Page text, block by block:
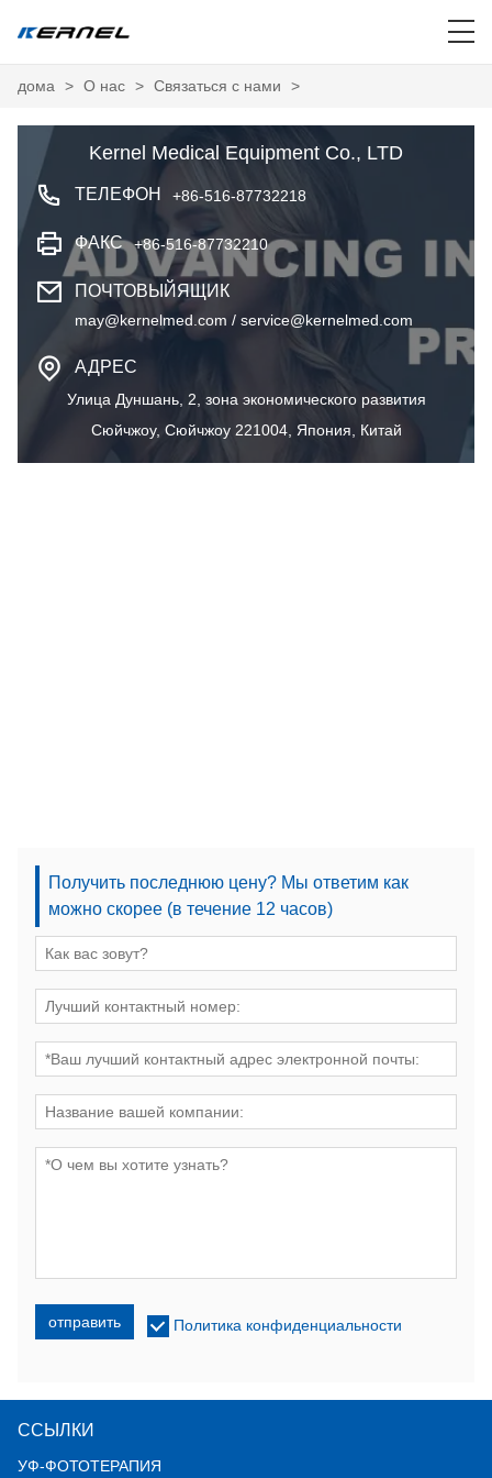
дома > О нас > Связаться с нами >
Kernel Medical Equipment Co., LTD
ТЕЛЕФОН +86-516-87732218
ФАКС +86-516-87732210
ПОЧТОВЫЙЯЩИК
may@kernelmed.com / service@kernelmed.com
АДРЕС
Улица Дуншань, 2, зона экономического развития
Сюйчжоу, Сюйчжоу 221004, Япония, Китай
Получить последнюю цену? Мы ответим как
можно скорее (в течение 12 часов)
отправить Политика конфиденциальности
ССЫЛКИ
УФ-ФОТОТЕРАПИЯ